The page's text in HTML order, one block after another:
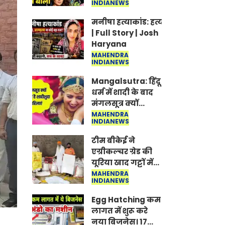
Jantar-Mantar |
CJP protest
INDIANEWS
मनीषा हत्याकांड: हत्या, आत्महत्या या
| Full Story | Josh
Haryana
MAHENDRA
INDIANEWS
Mangalsutra: हिंदू
धर्म में शादी के बाद
मंगलसूत्र क्यों
पहनती है महिलाएं,
किसने शुरु की ये
परंपरा
MAHENDRA
INDIANEWS
टीम बीकेई ने
एग्रीकल्चर ग्रेड की
यूरिया खाद गट्टों में
बदलकर टेक्निकल
ग्रेड में बेचने वालों पर
करवाई कार्रवाई:
लखविंदर सिंह
औलख
MAHENDRA
INDIANEWS
Egg Hatching कम
लागत में शुरू करे
नया बिजनेस। 17